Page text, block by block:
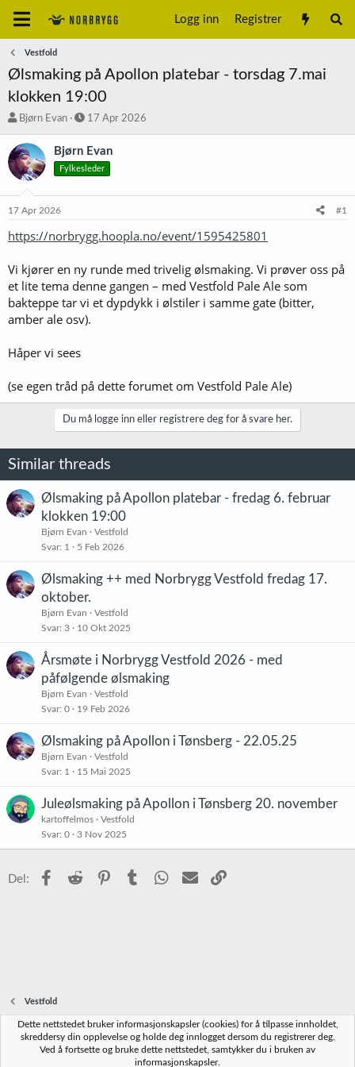
Logg inn Registrer
Vestfold
Ølsmaking på Apollon platebar - torsdag 7.mai
klokken 19:00
T
å
d
s
t
Bjørn Evan
S
a
r
t
o
17 Apr 2026
Bjørn Evan
Fylkesleder
17 Apr 2026 #1
https://norbrygg.hoopla.no/event/1595425801
Vi kjører en ny runde med trivelig ølsmaking. Vi prøver oss på
et lite tema denne gangen – med Vestfold Pale Ale som
bakteppe tar vi et dypdykk i ølstiler i samme gate (bitter,
amber ale osv).
Håper vi sees
(se egen tråd på dette forumet om Vestfold Pale Ale)
Du må logge inn eller registrere deg for å svare her.
Similar threads
Ølsmaking på Apollon platebar - fredag 6. februar
klokken 19:00
Bjørn Evan
Vestfold
Svar 1 5 Feb 2026
Ølsmaking ++ med Norbrygg Vestfold fredag 17.
oktober.
Bjørn Evan
Vestfold
Svar 3 10 Okt 2025
Årsmøte i Norbrygg Vestfold 2026 - med
påfølgende ølsmaking
Bjørn Evan
Vestfold
Svar 0 19 Feb 2026
Ølsmaking på Apollon i Tønsberg - 22.05.25
Bjørn Evan
Vestfold
Svar 1 15 Mai 2025
Juleølsmaking på Apollon i Tønsberg 20. november
kartoffelmos
Vestfold
Svar 0 3 Nov 2025
Del: Facebook
Reddit PinterestTumblr WhatsApp
E-post
Vestfold
Norbrygg-default
Vilkår og regler Personvernregler
Dette nettstedet bruker informasjonskapsler (cookies) for å tilpasse innholdet,
skreddersy din opplevelse og holde deg innlogget dersom du registrerer deg.
Ved å fortsette og bruke dette nettstedet, samtykker du i bruken av
informasjonskapsler.